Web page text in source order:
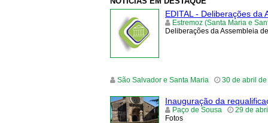
EDITAL - Deliberações da
Estremoz (Santa Maria e
Deliberações da Assembleia
São Salvador e Santa Maria 30 de abril de
Inauguração da
Paço de Sousa
29 de
Fotos